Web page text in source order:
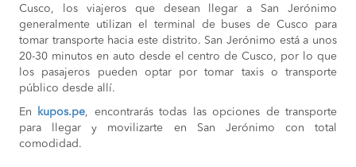
Cusco, los viajeros que desean llegar a San Jerónimo
generalmente utilizan el terminal de buses de Cusco para
tomar transporte hacia este distrito. San Jerónimo está a unos
20-30 minutos en auto desde el centro de Cusco, por lo que
los pasajeros pueden optar por tomar taxis o transporte
público desde allí.
En kupos.pe, encontrarás todas las opciones de transporte
para llegar y movilizarte en San Jerónimo con total
comodidad.